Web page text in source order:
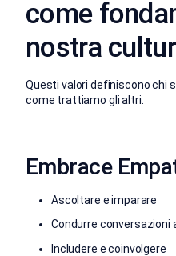
come
nostra
Questi valori definiscono chi
come trattiamo gli altri.
Embrace
Ascoltare e imparare
Condurre conversazioni
Includere e coinvolgere